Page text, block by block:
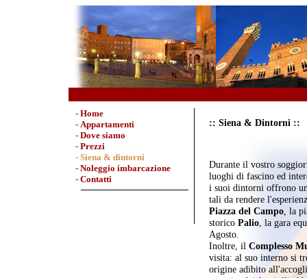
- Home
- Appartamenti
- Dove siamo
- Prezzi
- Siena & dintorni
- Noleggio imbarcazione
- Contatti
:: Siena & Dintorni ::
Durante il vostro
luoghi di fascino ed
i suoi dintorni offrono
tali da rendere
Piazza del Campo , la
storico Palio , la gara
Agosto.
Inoltre, il Complesso
visita: al suo interno si
origine adibito